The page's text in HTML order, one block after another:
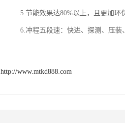
5.节能效果达80%以上，且更加环
6.冲程五段速：快进、探测、压装
http://www.mtkd888.com